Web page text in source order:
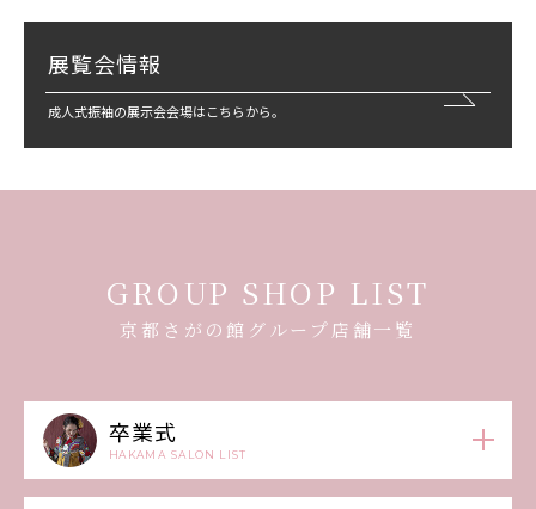
展覧会情報
成人式振袖の展示会会場はこちらから。
GROUP SHOP LIST
京都さがの館グループ店舗一覧
卒業式
HAKAMA SALON LIST